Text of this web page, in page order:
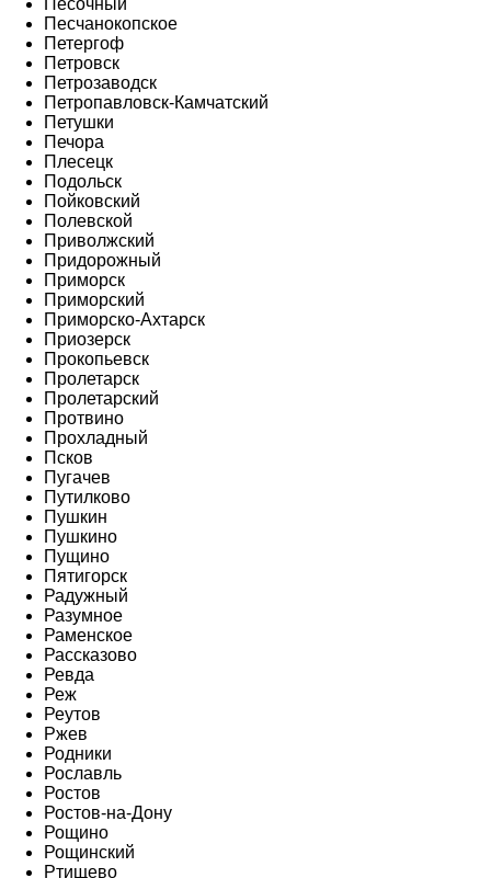
Песочный
Песчанокопское
Петергоф
Петровск
Петрозаводск
Петропавловск-Камчатский
Петушки
Печора
Плесецк
Подольск
Пойковский
Полевской
Приволжский
Придорожный
Приморск
Приморский
Приморско-Ахтарск
Приозерск
Прокопьевск
Пролетарск
Пролетарский
Протвино
Прохладный
Псков
Пугачев
Путилково
Пушкин
Пушкино
Пущино
Пятигорск
Радужный
Разумное
Раменское
Рассказово
Ревда
Реж
Реутов
Ржев
Родники
Рославль
Ростов
Ростов-на-Дону
Рощино
Рощинский
Ртищево